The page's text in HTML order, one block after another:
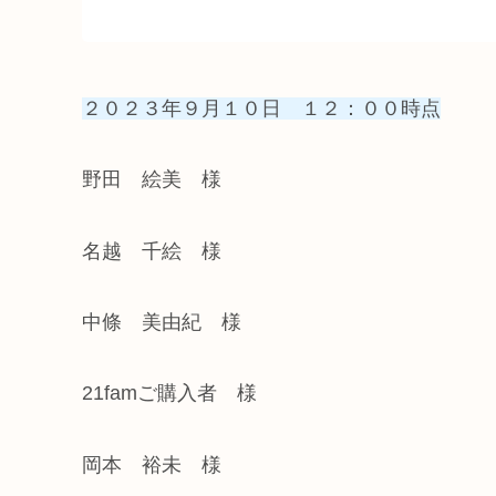
２０２３年９月１０日 １２：００時点
野田 絵美 様
名越 千絵 様
中條 美由紀 様
21famご購入者 様
岡本 裕未 様